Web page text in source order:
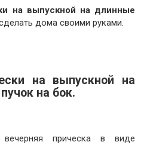
на выпускной на длинные
дома своими руками.
на выпускной на
на бок.
прическа в виде